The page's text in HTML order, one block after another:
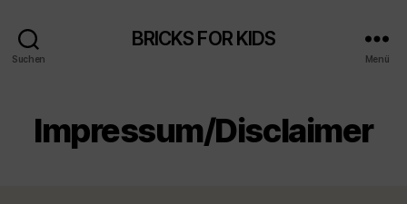
Suchen
BRICKS FOR KIDS
Menü
Impressum/Disclaimer